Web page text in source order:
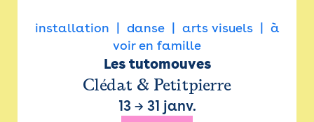
installation danse arts visuels
à
voir en famille
Les tutomouves
Clédat & Petitpierre
13→ 31 janv.